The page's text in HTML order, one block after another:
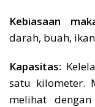
Kebiasaan
darah, buah,
Kapasitas:
satu kilometer.
melihat